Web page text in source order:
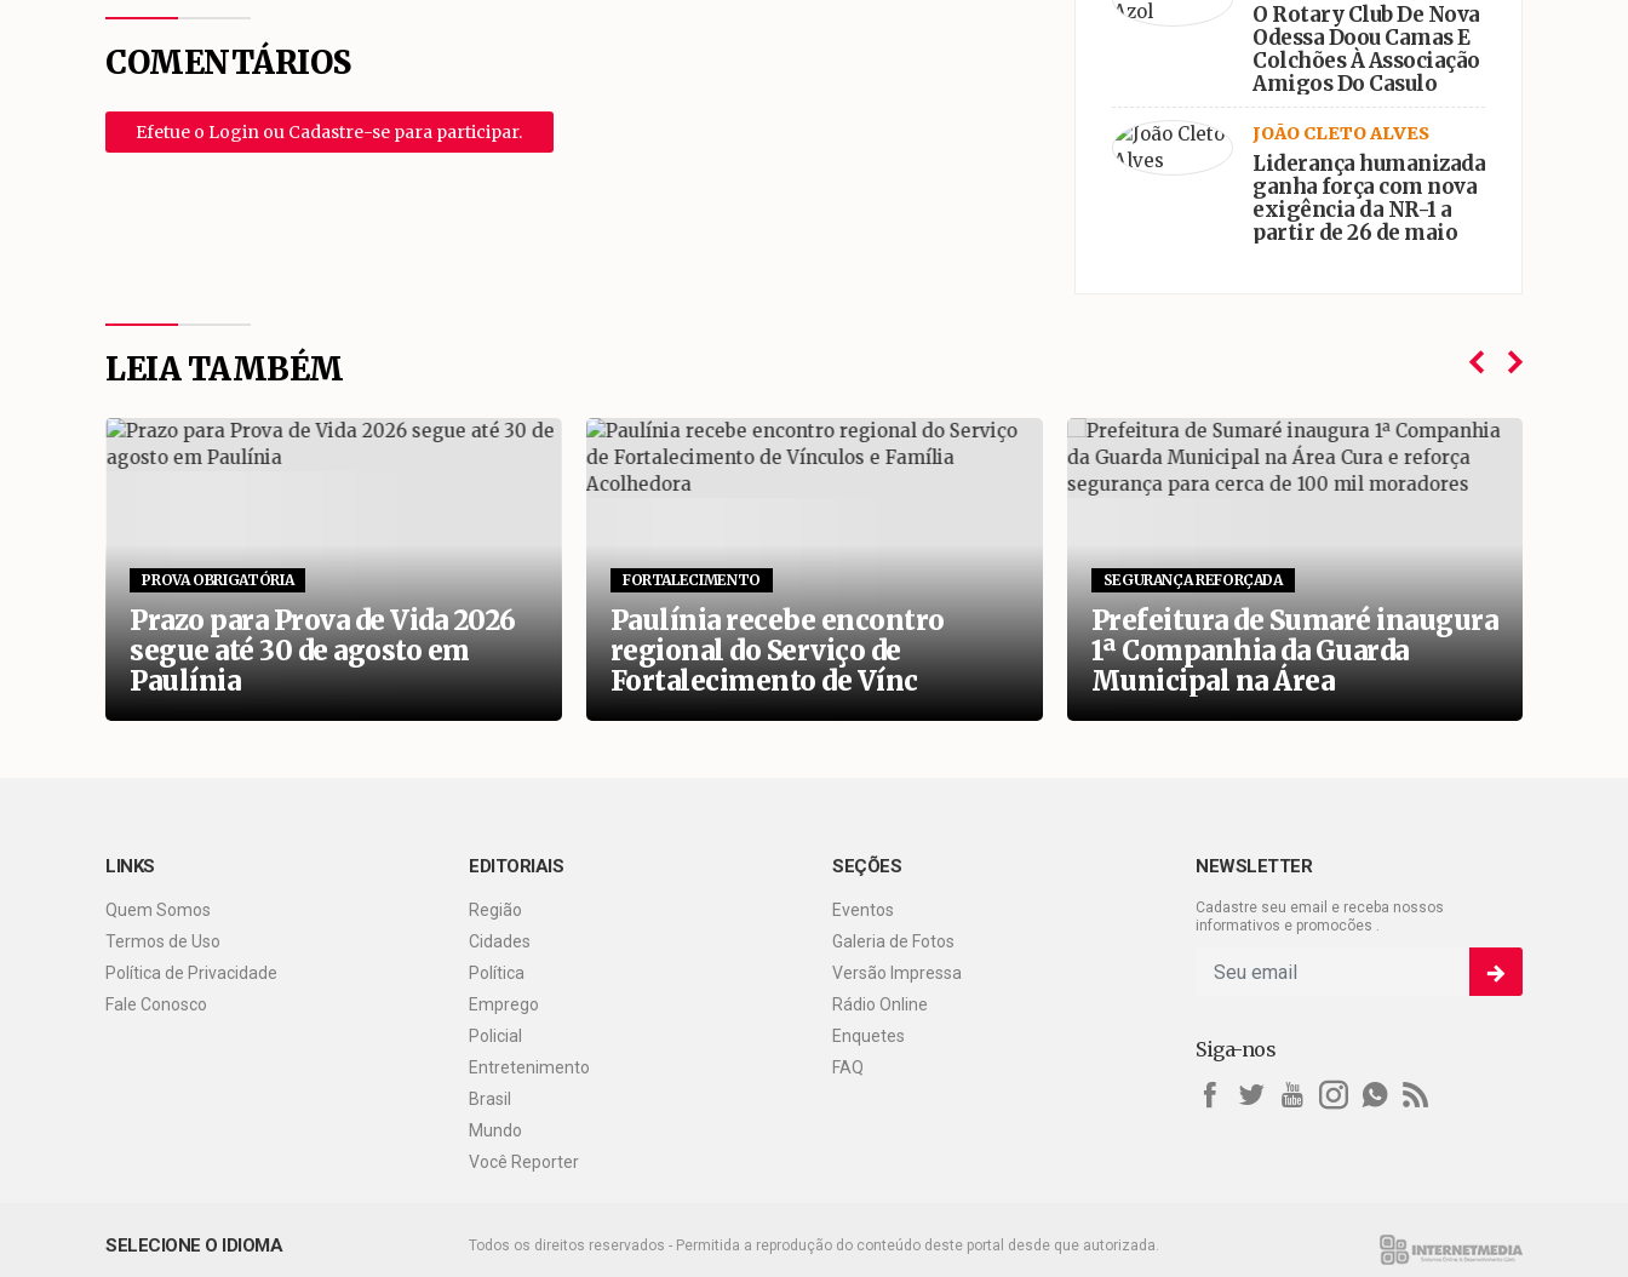
COMENTÁRIOS
Efetue o Login ou Cadastre-se para participar.
O Rotary Club De Nova
Odessa Doou Camas E
Colchões À Associação
Amigos Do Casulo
JOÃO CLETO ALVES
Liderança humanizada
ganha força com nova
exigência da NR-1 a
partir de 26 de maio
LEIA TAMBÉM
PROVA OBRIGATÓRIA
Prazo para Prova de Vida 2026
segue até 30 de agosto em
Paulínia
FORTALECIMENTO
Paulínia recebe encontro
regional do Serviço de
Fortalecimento de Vínc
SEGURANÇA REFORÇADA
Prefeitura de Sumaré inaugura
1ª Companhia da Guarda
Municipal na Área
LINKS
Quem Somos
Termos de Uso
Política de Privacidade
Fale Conosco
EDITORIAIS
Região
Cidades
Política
Emprego
Policial
Entretenimento
Brasil
Mundo
Você Reporter
SEÇÕES
Eventos
Galeria de Fotos
Versão Impressa
Rádio Online
Enquetes
FAQ
NEWSLETTER
Cadastre seu email e receba nossos
informativos e promocões .
Siga-nos
SELECIONE O IDIOMA Todos os direitos reservados - Permitida a reprodução do conteúdo deste portal desde que autorizada.